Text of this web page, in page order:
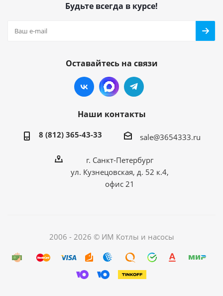
Будьте всегда в курсе!
Оставайтесь на связи
Наши контакты
8 (812) 365-43-33 sale@3654333.ru
г. Санкт-Петербург
ул. Кузнецовская, д. 52 к.4,
офис 21
2006 - 2026 © ИМ Котлы и насосы